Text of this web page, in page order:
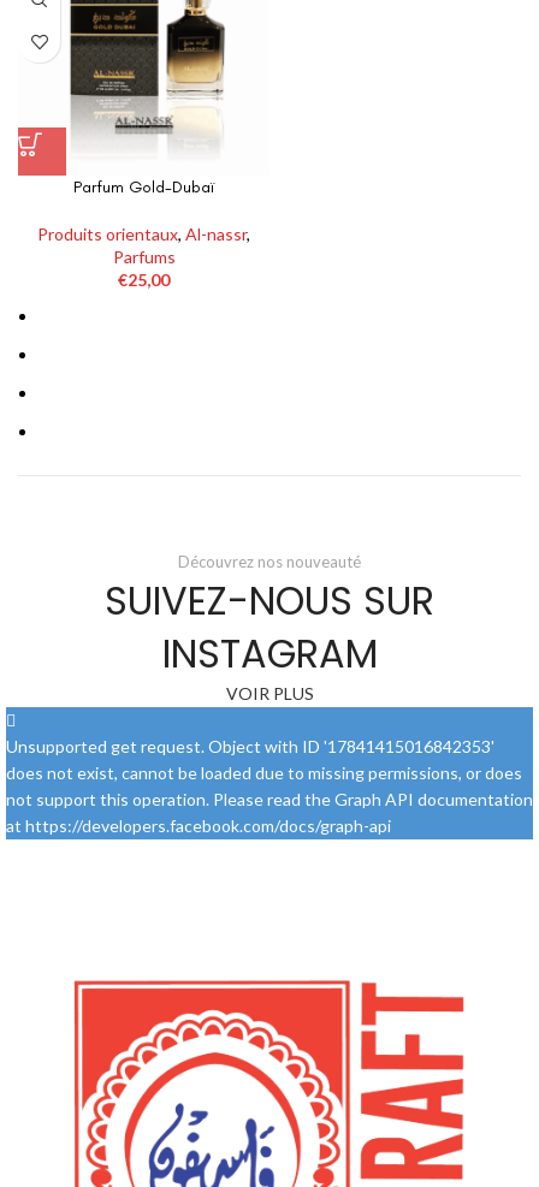
Parfum Gold-Dubaï
Produits orientaux, Al-nassr,
Parfums
€25,00
Découvrez nos nouveauté
SUIVEZ-NOUS SUR
INSTAGRAM
VOIR PLUS
Unsupported get request. Object with ID '17841415016842353'
does not exist, cannot be loaded due to missing permissions, or does
not support this operation. Please read the Graph API documentation
at https://developers.facebook.com/docs/graph-api